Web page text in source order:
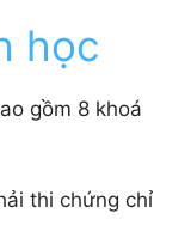
học
gồm 8 khoá
thi chứng chỉ